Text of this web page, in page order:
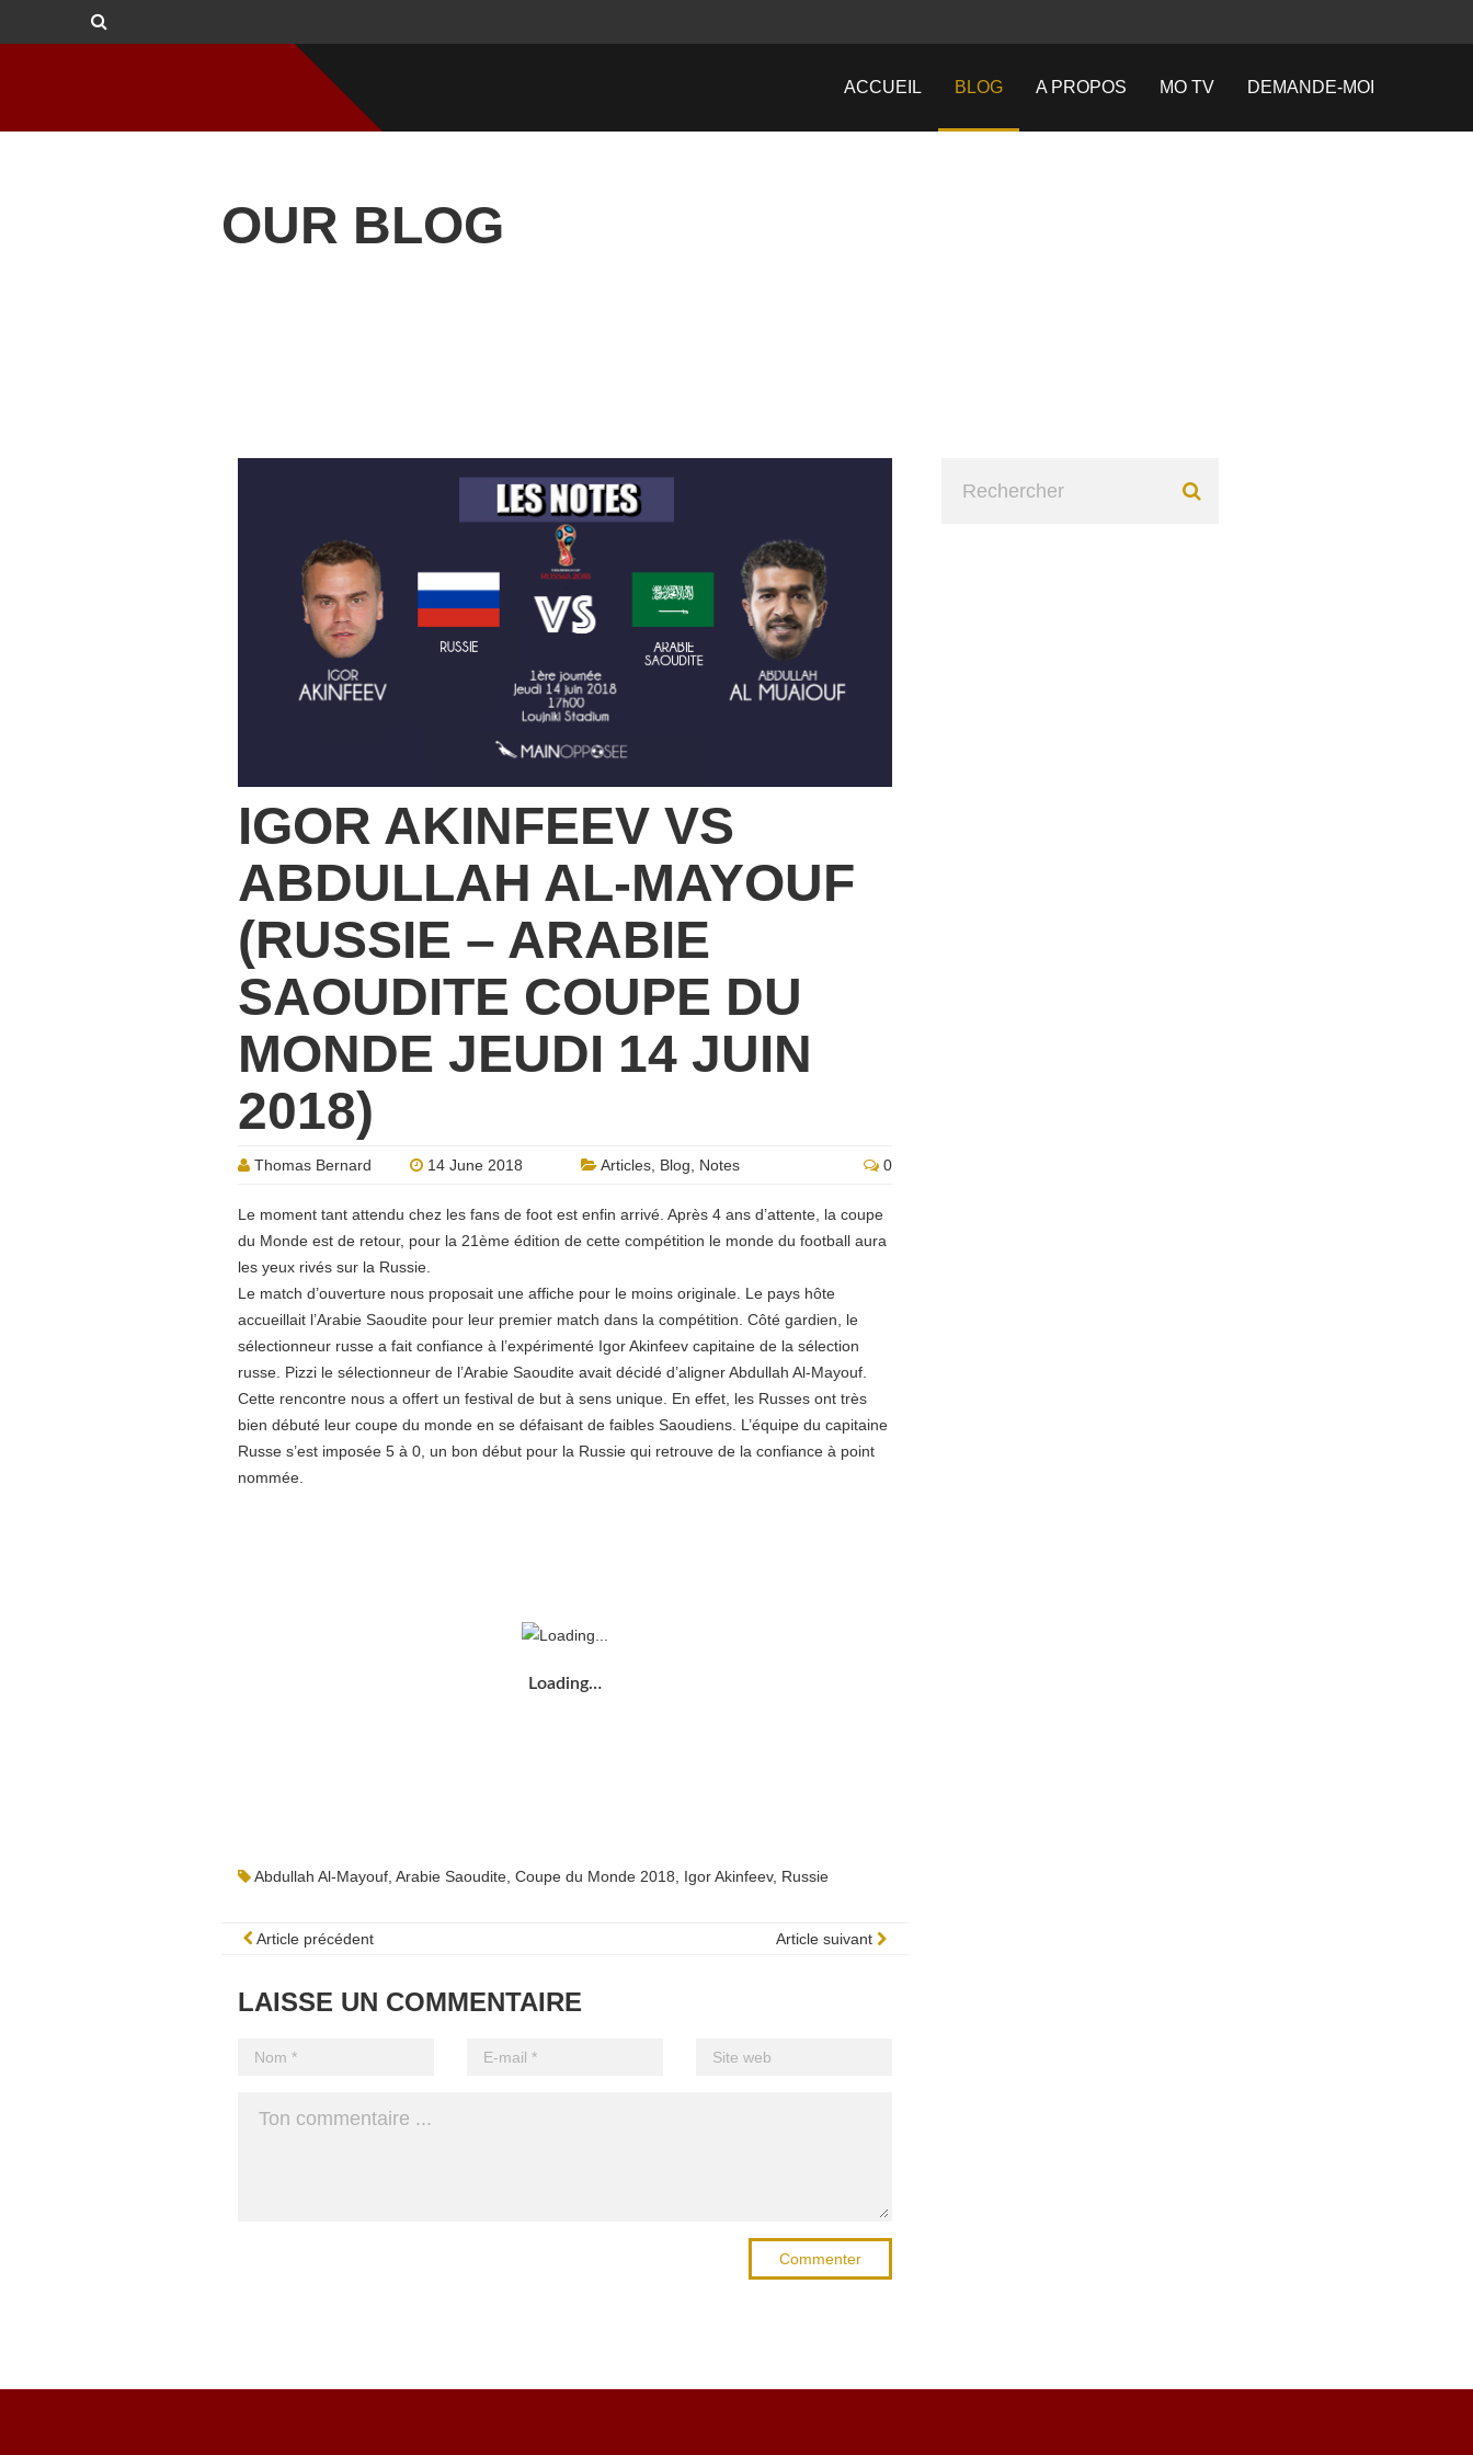
ACCUEIL BLOG A PROPOS MO TV DEMANDE-MOI
OUR BLOG
IGOR AKINFEEV VS
ABDULLAH AL-MAYOUF
(RUSSIE – ARABIE
SAOUDITE COUPE DU
MONDE JEUDI 14 JUIN
2018)
Thomas Bernard 14 June 2018 Articles Blog Notes 0
Le moment tant attendu chez les fans de foot est enfin arrivé. Après 4 ans d’attente, la coupe
du Monde est de retour, pour la 21ème édition de cette compétition le monde du football aura
les yeux rivés sur la Russie.
Le match d’ouverture nous proposait une affiche pour le moins originale. Le pays hôte
accueillait l’Arabie Saoudite pour leur premier match dans la compétition. Côté gardien, le
sélectionneur russe a fait confiance à l’expérimenté Igor Akinfeev capitaine de la sélection
russe. Pizzi le sélectionneur de l’Arabie Saoudite avait décidé d’aligner Abdullah Al-Mayouf.
Cette rencontre nous a offert un festival de but à sens unique. En effet, les Russes ont très
bien débuté leur coupe du monde en se défaisant de faibles Saoudiens. L’équipe du capitaine
Russe s’est imposée 5 à 0, un bon début pour la Russie qui retrouve de la confiance à point
nommée.
Loading…
Abdullah Al-Mayouf Arabie Saoudite Coupe du Monde 2018 Igor Akinfeev, Russie
Article précédent Article suivant
LAISSE UN COMMENTAIRE
Commenter